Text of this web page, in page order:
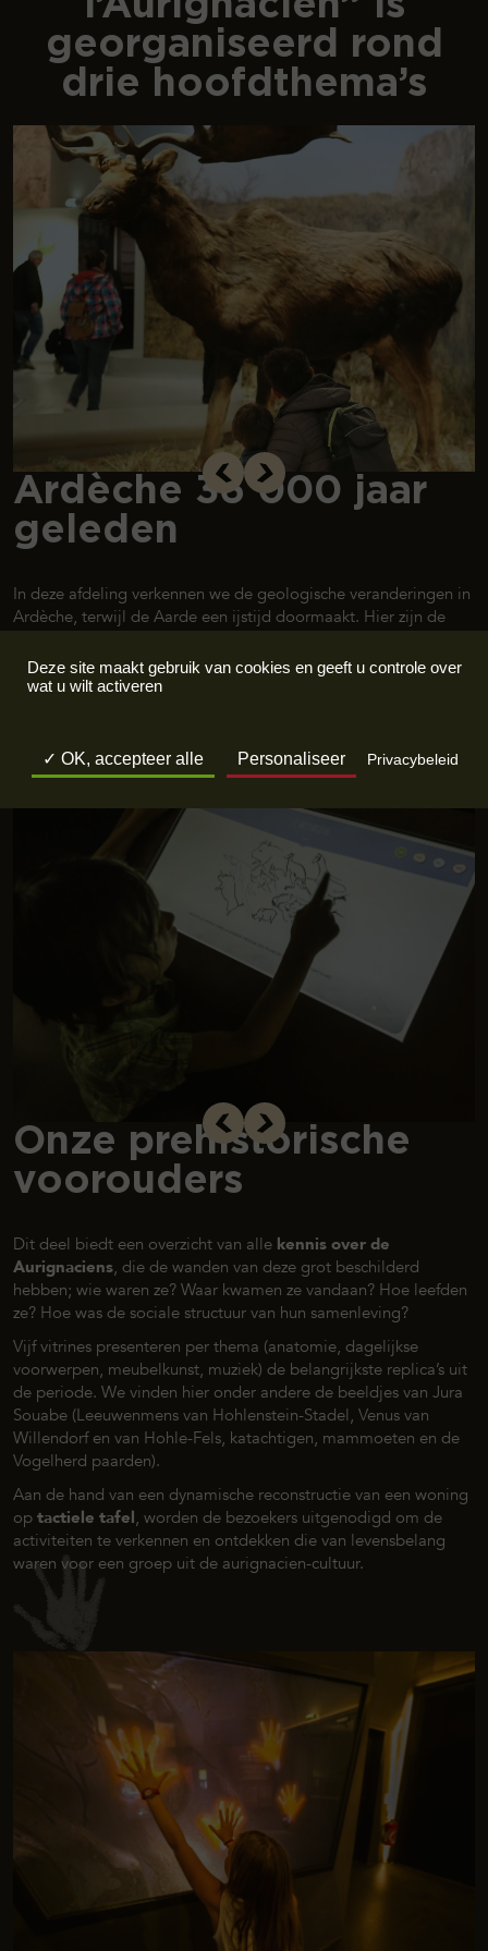
georganiseerd rond
drie hoofdthema’s
Ardèche 36 000 jaar
geleden
In deze afdeling verkennen we de geologische veranderingen in
Ardèche, terwijl de Aarde een ijstijd doormaakt. Hier zijn de
ook de rijke, en buitengewoneprehistorische fauna. Holen-
beren en leeuwen, mammoets en wolharige neushoorns,
Onze prehistorische
voorouders
Dit deel biedt een overzicht van alle kennis over de
Aurignaciens, die de wanden van deze grot beschilderd
hebben; wie waren ze? Waar kwamen ze vandaan? Hoe leefden
ze? Hoe was de sociale structuur van hun samenleving?
Vijf vitrines presenteren per thema (anatomie, dagelijkse
voorwerpen, meubelkunst, muziek) de belangrijkste replica’s uit
de periode. We vinden hier onder andere de beeldjes van Jura
Souabe (Leeuwenmens van Hohlenstein-Stadel, Venus van
Willendorf en van Hohle-Fels, katachtigen, mammoeten en de
Vogelherd paarden).
Aan de hand van een dynamische reconstructie van een woning
op tactiele tafel, worden de bezoekers uitgenodigd om de
activiteiten te verkennen en ontdekken die van levensbelang
waren voor een groep uit de aurignacien-cultuur.
Deze site maakt gebruik van cookies en geeft u controle over
wat u wilt activeren
OK, accepteer alle Personaliseer Privacybeleid